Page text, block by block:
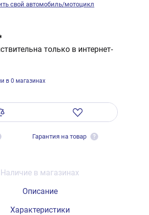
свой автомобиль/мотоцикл
только в интернет-
в 0 магазинах
Гарантия на товар ?
Наличие в магазинах
Описание
Характеристики